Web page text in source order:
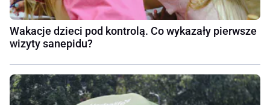
Wakacje dzieci pod kontrolą. Co wykazały pierwsze
wizyty sanepidu?